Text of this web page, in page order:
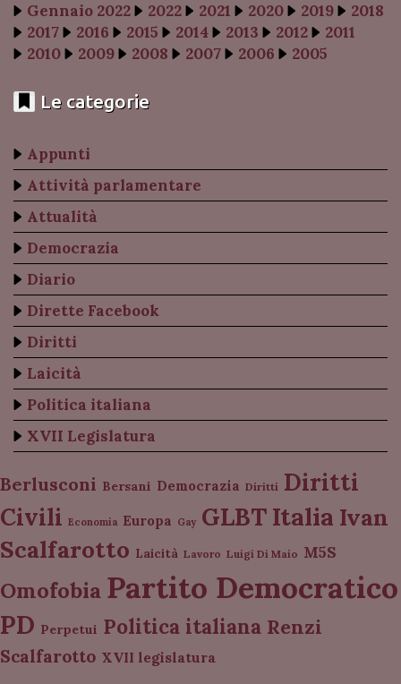
Gennaio 2022 2022 2021 2020 2019
2018
2017
2016 2015 2014 2013 2012
2011
2010
2009 2008 2007 2006 2005
Le categorie
Appunti
Attività parlamentare
Attualità
Democrazia
Diario
Dirette Facebook
Diritti
Laicità
Politica italiana
XVII Legislatura
Berlusconi Bersani Democrazia Diritti Diritti
Civili Economia Europa Gay GLBT Italia Ivan
Scalfarotto Laicità Lavoro Luigi Di Maio M5S
Omofobia Partito Democratico
PD Perpetui Politica italiana Renzi
Scalfarotto XVII legislatura